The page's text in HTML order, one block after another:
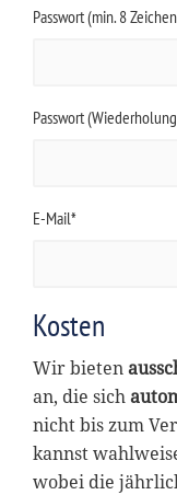
Passwort (min. 8
Passwort
E-Mail*
Kosten
Wir bieten
an, die sich
nicht bis zum
kannst
wobei die